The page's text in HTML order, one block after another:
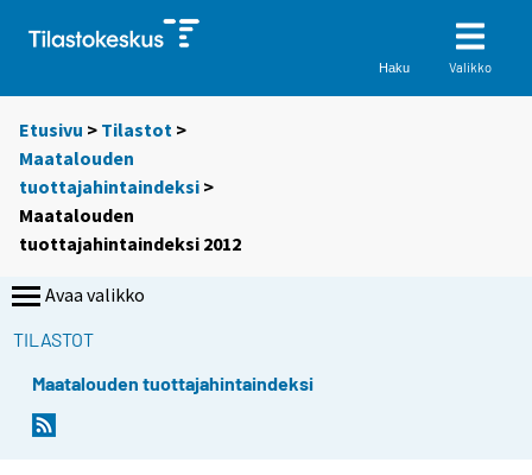
Haku Valikko
Etusivu > Tilastot >
Maatalouden
tuottajahintaindeksi >
Maatalouden
tuottajahintaindeksi 2012
Avaa valikko
TILASTOT
Maatalouden tuottajahintaindeksi